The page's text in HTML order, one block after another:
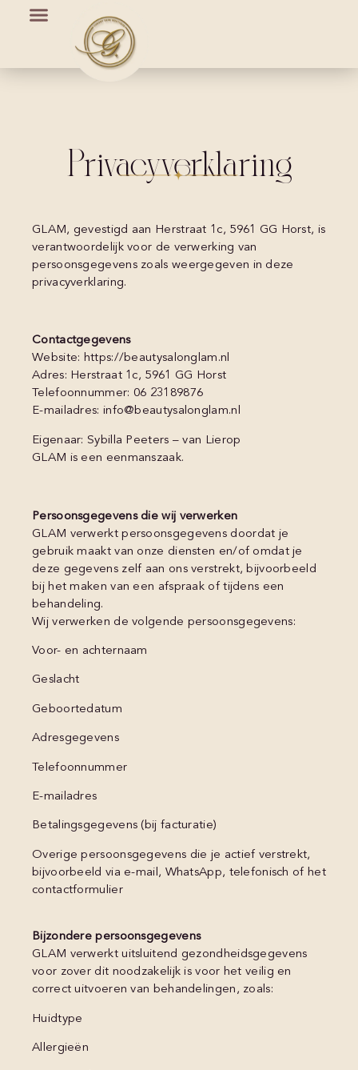
Privacyverklaring
GLAM, gevestigd aan Herstraat 1c, 5961 GG Horst, is
verantwoordelijk voor de verwerking van
persoonsgegevens zoals weergegeven in deze
privacyverklaring.
Contactgegevens
Website: https://beautysalonglam.nl
Adres: Herstraat 1c, 5961 GG Horst
Telefoonnummer: 06 23189876
E-mailadres: info@beautysalonglam.nl
Eigenaar: Sybilla Peeters – van Lierop
GLAM is een eenmanszaak.
Persoonsgegevens die wij verwerken
GLAM verwerkt persoonsgegevens doordat je
gebruik maakt van onze diensten en/of omdat je
deze gegevens zelf aan ons verstrekt, bijvoorbeeld
bij het maken van een afspraak of tijdens een
behandeling.
Wij verwerken de volgende persoonsgegevens:
Voor- en achternaam
Geslacht
Geboortedatum
Adresgegevens
Telefoonnummer
E-mailadres
Betalingsgegevens (bij facturatie)
Overige persoonsgegevens die je actief verstrekt,
bijvoorbeeld via e-mail, WhatsApp, telefonisch of het
contactformulier
Bijzondere persoonsgegevens
GLAM verwerkt uitsluitend gezondheidsgegevens
voor zover dit noodzakelijk is voor het veilig en
correct uitvoeren van behandelingen, zoals:
Huidtype
Allergieën